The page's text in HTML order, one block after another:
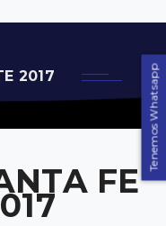
2017
FE
Tenemos Whatsapp